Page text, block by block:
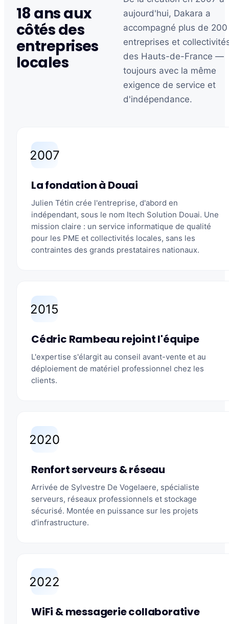
18 ans aux
côtés des
entreprises
locales
aujourd'hui, Dakara a
accompagné plus de 200
entreprises et
des Hauts-de-France —
toujours avec la même
exigence de service et
d'indépendance.
2007
La fondation à Douai
Julien Tétin crée l'entreprise, d'abord en
indépendant, sous le nom Itech Solution Douai. Une
mission claire : un service informatique de qualité
pour les PME et collectivités locales, sans les
contraintes des grands prestataires nationaux.
2015
Cédric Rambeau rejoint l'équipe
L'expertise s'élargit au conseil avant-vente et au
déploiement de matériel professionnel chez les
clients.
2020
Renfort serveurs & réseau
Arrivée de Sylvestre De Vogelaere, spécialiste
serveurs, réseaux professionnels et stockage
sécurisé. Montée en puissance sur les projets
d'infrastructure.
2022
WiFi & messagerie collaborative